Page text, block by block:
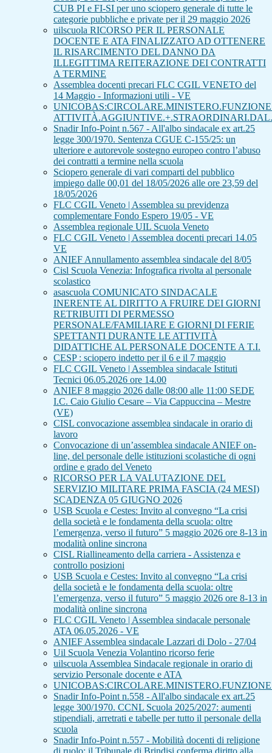
CUB PI e FI-SI per uno sciopero generale di tutte le
categorie pubbliche e private per il 29 maggio 2026
uilscuola RICORSO PER IL PERSONALE
DOCENTE E ATA FINALIZZATO AD OTTENERE
IL RISARCIMENTO DEL DANNO DA
ILLEGITTIMA REITERAZIONE DEI CONTRATTI
A TERMINE
Assemblea docenti precari FLC CGIL VENETO del
14 Maggio - Informazioni utili - VE
Snadir Info-Point n.567 - All'albo sindacale ex art.25
legge 300/1970. Sentenza CGUE C‑155/25: un
ulteriore e autorevole sostegno europeo contro l’abuso
dei contratti a termine nella scuola
Sciopero generale di vari comparti del pubblico
impiego dalle 00,01 del 18/05/2026 alle ore 23,59 del
18/05/2026
FLC CGIL Veneto | Assemblea su previdenza
complementare Fondo Espero 19/05 - VE
Assemblea regionale UIL Scuola Veneto
FLC CGIL Veneto | Assemblea docenti precari 14.05
VE
ANIEF Annullamento assemblea sindacale del 8/05
Cisl Scuola Venezia: Infografica rivolta al personale
scolastico
asascuola COMUNICATO SINDACALE
INERENTE AL DIRITTO A FRUIRE DEI GIORNI
RETRIBUITI DI PERMESSO
PERSONALE/FAMILIARE E GIORNI DI FERIE
SPETTANTI DURANTE LE ATTIVITÀ
DIDATTICHE AL PERSONALE DOCENTE A T.I.
CESP : sciopero indetto per il 6 e il 7 maggio
FLC CGIL Veneto | Assemblea sindacale Istituti
Tecnici 06.05.2026 ore 14.00
ANIEF 8 maggio 2026 dalle 08:00 alle 11:00 SEDE
I.C. Caio Giulio Cesare – Via Cappuccina – Mestre
(VE)
CISL convocazione assemblea sindacale in orario di
lavoro
Convocazione di un’assemblea sindacale ANIEF on-
line, del personale delle istituzioni scolastiche di ogni
ordine e grado del Veneto
RICORSO PER LA VALUTAZIONE DEL
SERVIZIO MILITARE PRIMA FASCIA (24 MESI)
SCADENZA 05 GIUGNO 2026
USB Scuola e Cestes: Invito al convegno “La crisi
della società e le fondamenta della scuola: oltre
l’emergenza, verso il futuro” 5 maggio 2026 ore 8-13 in
modalità online sincrona
CISL Riallineamento della carriera - Assistenza e
controllo posizioni
USB Scuola e Cestes: Invito al convegno “La crisi
della società e le fondamenta della scuola: oltre
l’emergenza, verso il futuro” 5 maggio 2026 ore 8-13 in
modalità online sincrona
FLC CGIL Veneto | Assemblea sindacale personale
ATA 06.05.2026 - VE
ANIEF Assemblea sindacale Lazzari di Dolo - 27/04
Uil Scuola Venezia Volantino ricorso ferie
uilscuola Assemblea Sindacale regionale in orario di
servizio Personale docente e ATA
Snadir Info-Point n.558 - All'albo sindacale ex art.25
legge 300/1970. CCNL Scuola 2025/2027: aumenti
stipendiali, arretrati e tabelle per tutto il personale della
scuola
Snadir Info-Point n.557 - Mobilità docenti di religione